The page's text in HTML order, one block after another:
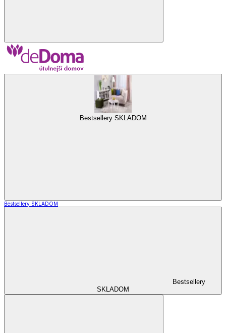
Bestsellery SKLADOM
Bestsellery SKLADOM
Bestsellery
SKLADOM